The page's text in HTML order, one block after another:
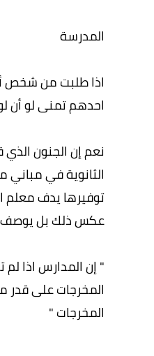
المدرسة
اذا طلبت من شخص
احدهم تمنى لو أن
نعم إن الجنون
الثانوية في
توفيرها يدف معلم
عكس ذلك بل يوصف
" إن المدارس اذا
المخرجات على قدر
المخرجات "